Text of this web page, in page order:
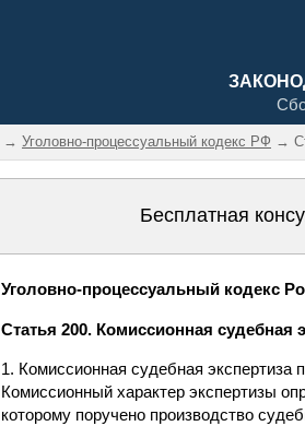
→ Уголовно-процессуальный кодекс РФ →
Бесплатная
Уголовно-процессуальный кодекс
Статья 200. Комиссионная судебная
1. Комиссионная судебная экспертиза
Комиссионный характер экспертизы
которому поручено производство